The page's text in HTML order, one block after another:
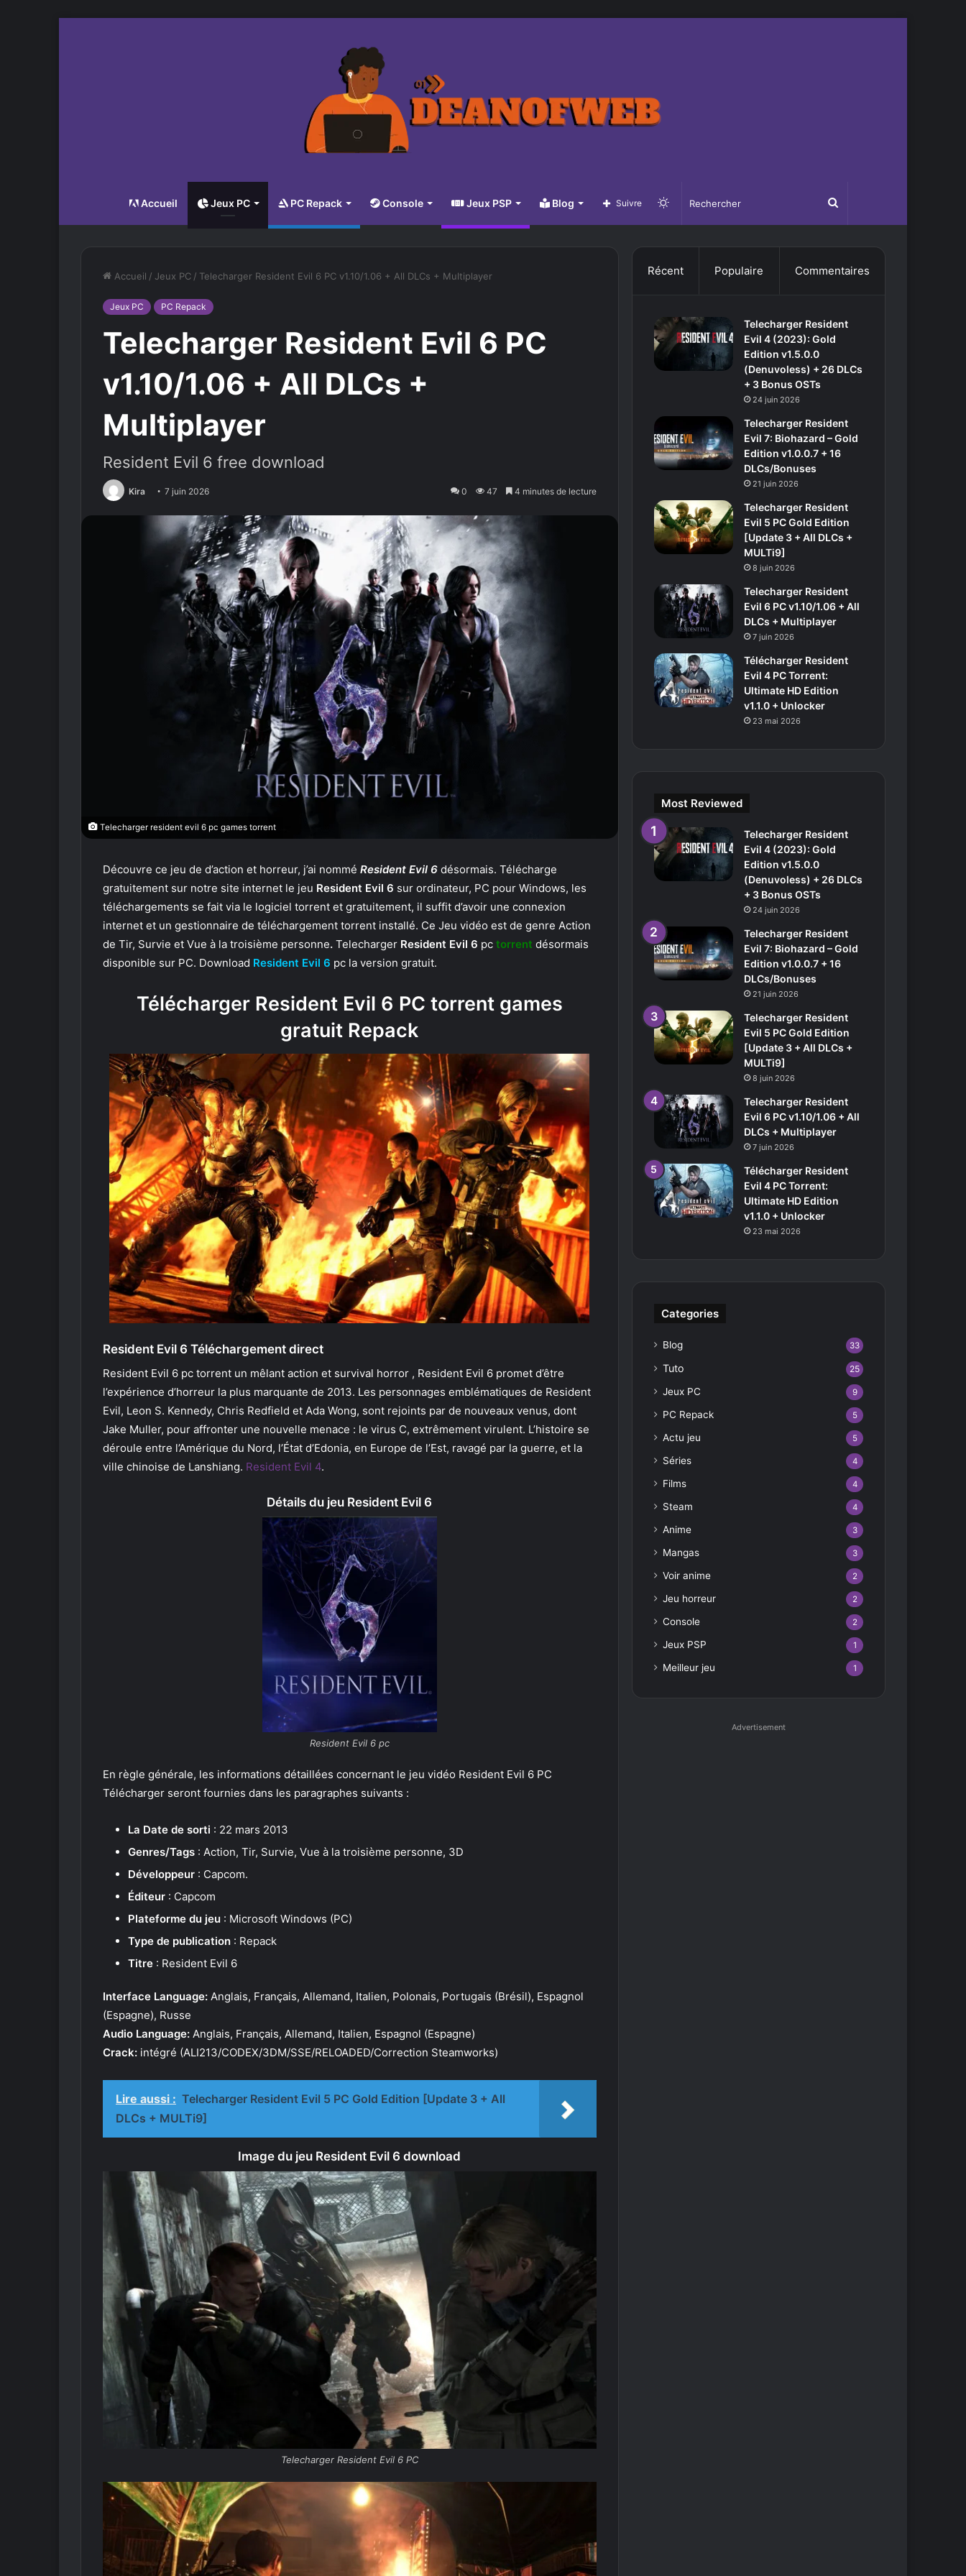
Accueil Jeux PC PC Repack Console Jeux PSP Blog Rechercher
Switch
skin
Suivre
Accueil / Jeux PC / Telecharger Resident Evil 6 PC v1.10/1.06 + All DLCs + Multiplayer
Jeux PC PC Repack
Telecharger Resident Evil 6 PC
v1.10/1.06 + All DLCs +
Multiplayer
Resident Evil 6 free download
Kira 7 juin 2026 0 47 4 minutes de lecture
Telecharger resident evil 6 pc games torrent
Découvre ce jeu de d’action et horreur, j’ai nommé Resident Evil 6 désormais. Télécharge
gratuitement sur notre site internet le jeu Resident Evil 6 sur ordinateur, PC pour Windows, les
téléchargements se fait via le logiciel torrent et gratuitement, il suffit d’avoir une connexion
internet et un gestionnaire de téléchargement torrent installé. Ce Jeu vidéo est de genre Action
de Tir, Survie et Vue à la troisième personne. Telecharger Resident Evil 6 pc torrent désormais
disponible sur PC. Download Resident Evil 6 pc la version gratuit.
Télécharger Resident Evil 6 PC torrent games
gratuit Repack
Resident Evil 6 Téléchargement direct
Resident Evil 6 pc torrent un mêlant action et survival horror , Resident Evil 6 promet d’être
l’expérience d’horreur la plus marquante de 2013. Les personnages emblématiques de Resident
Evil, Leon S. Kennedy, Chris Redfield et Ada Wong, sont rejoints par de nouveaux venus, dont
Jake Muller, pour affronter une nouvelle menace : le virus C, extrêmement virulent. L’histoire se
déroule entre l’Amérique du Nord, l’État d’Edonia, en Europe de l’Est, ravagé par la guerre, et la
ville chinoise de Lanshiang. Resident Evil 4.
Détails du jeu Resident Evil 6
Resident Evil 6 pc
En règle générale, les informations détaillées concernant le jeu vidéo Resident Evil 6 PC
Télécharger seront fournies dans les paragraphes suivants :
La Date de sorti : 22 mars 2013
Genres/Tags : Action, Tir, Survie, Vue à la troisième personne, 3D
Développeur : Capcom.
Éditeur : Capcom
Plateforme du jeu : Microsoft Windows (PC)
Type de publication : Repack
Titre : Resident Evil 6
Interface Language: Anglais, Français, Allemand, Italien, Polonais, Portugais (Brésil), Espagnol
(Espagne), Russe
Audio Language: Anglais, Français, Allemand, Italien, Espagnol (Espagne)
Crack: intégré (ALI213/CODEX/3DM/SSE/RELOADED/Correction Steamworks)
Lire aussi : Telecharger Resident Evil 5 PC Gold Edition [Update 3 + All
DLCs + MULTi9]
Image du jeu Resident Evil 6 download
Telecharger Resident Evil 6 PC
Récent Populaire Commentaires
Telecharger Resident
Evil 4 (2023): Gold
Edition v1.5.0.0
(Denuvoless) + 26 DLCs
+ 3 Bonus OSTs
24 juin 2026
Telecharger Resident
Evil 7: Biohazard – Gold
Edition v1.0.0.7 + 16
DLCs/Bonuses
21 juin 2026
Telecharger Resident
Evil 5 PC Gold Edition
[Update 3 + All DLCs +
MULTi9]
8 juin 2026
Telecharger Resident
Evil 6 PC v1.10/1.06 + All
DLCs + Multiplayer
7 juin 2026
Télécharger Resident
Evil 4 PC Torrent:
Ultimate HD Edition
v1.1.0 + Unlocker
23 mai 2026
Most Reviewed
Telecharger Resident
Evil 4 (2023): Gold
Edition v1.5.0.0
(Denuvoless) + 26 DLCs
+ 3 Bonus OSTs
24 juin 2026
Telecharger Resident
Evil 7: Biohazard – Gold
Edition v1.0.0.7 + 16
DLCs/Bonuses
21 juin 2026
Telecharger Resident
Evil 5 PC Gold Edition
[Update 3 + All DLCs +
MULTi9]
8 juin 2026
Telecharger Resident
Evil 6 PC v1.10/1.06 + All
DLCs + Multiplayer
7 juin 2026
Télécharger Resident
Evil 4 PC Torrent:
Ultimate HD Edition
v1.1.0 + Unlocker
23 mai 2026
Categories
Blog 33
Tuto 25
Jeux PC 9
PC Repack 5
Actu jeu 5
Séries 4
Films 4
Steam 4
Anime 3
Mangas 3
Voir anime 2
Jeu horreur 2
Console 2
Jeux PSP 1
Meilleur jeu 1
Advertisement